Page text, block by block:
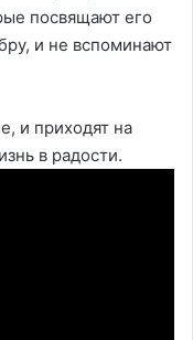
посвящают его
и не вспоминают
и приходят на
в радости.